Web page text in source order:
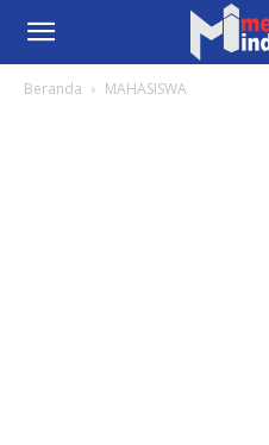
Beranda MAHASISWA